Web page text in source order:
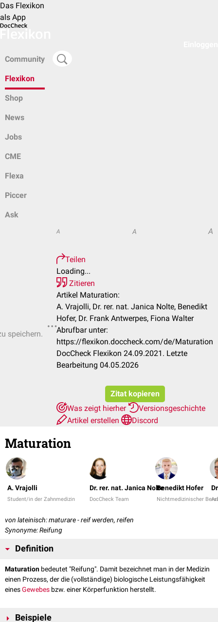
Das Flexikon
als App
Community
Flexikon
Shop
News
Jobs
CME
Flexa
Piccer
Ask
speichern.
A A A
Teilen
Loading...
Zitieren
Artikel Maturation:
A. Vrajolli, Dr. rer. nat. Janica Nolte, Benedikt
Hofer, Dr. Frank Antwerpes, Fiona Walter
Abrufbar unter:
https://flexikon.doccheck.com/de/Maturation
DocCheck Flexikon 24.09.2021. Letzte
Bearbeitung 04.05.2026
Zitat kopieren
Was zeigt hierher
Versionsgeschichte
Artikel erstellen
Discord
Maturation
A. Vrajolli
Student/in der Zahnmedizin
Dr. rer. nat. Janica Nolte
DocCheck Team
Benedikt Hofer
Nichtmedizinischer Beruf
von lateinisch: maturare - reif werden, reifen
Synonyme: Reifung
Definition
Maturation bedeutet "Reifung". Damit bezeichnet man in der Medizin
einen Prozess, der die (vollständige) biologische Leistungsfähigkeit
einesGewebes bzw. einer Körperfunktion herstellt.
Beispiele